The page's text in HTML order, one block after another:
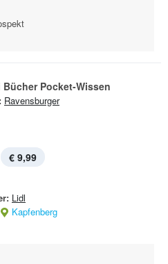
Pocket-Wissen
Ravensburger
€ 9,99
Lidl
Kapfenberg